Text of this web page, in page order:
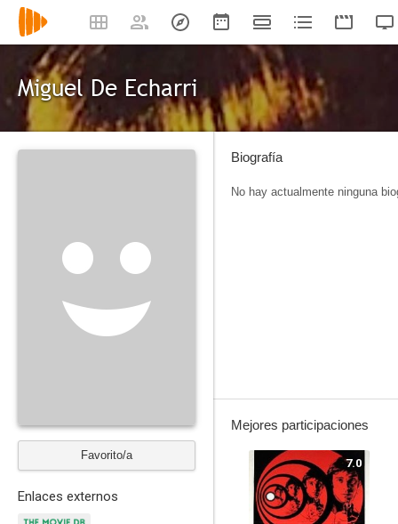
Miguel De Echarri
Favorito/a
Enlaces externos
Biografía
No hay actualmente ninguna
Mejores participaciones
7.0